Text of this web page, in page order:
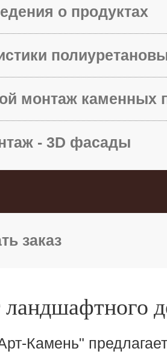
о продуктах
монтаж каменных
- 3D фасады
заказ
Камень"